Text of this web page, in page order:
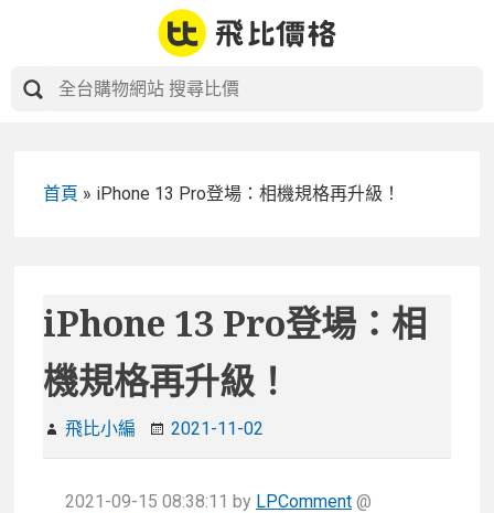
首頁 » iPhone 13 Pro登場：相機規格再升級！
iPhone 13 Pro登場：相
機規格再升級！
飛比小編 2021-11-02
2021-09-15 08:38:11 by LPComment @